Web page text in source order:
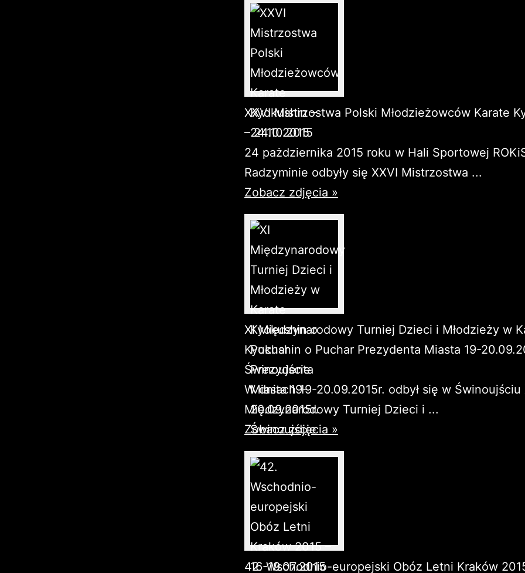
XXVI Mistrzostwa Polski Młodzieżowców Karate
– 24.10.2015
24 pażdziernika 2015 roku w Hali Sportowej
Radzyminie odbyły się XXVI Mistrzostwa ...
Zobacz zdjęcia »
XI Międzynarodowy Turniej Dzieci i Młodzieży w
Kyokushin o Puchar Prezydenta Miasta 19-
Świnoujście
W dniach 19-20.09.2015r. odbył się w Świnoujściu
Międzynarodowy Turniej Dzieci i ...
Zobacz zdjęcia »
42. Wschodnio-europejski Obóz Letni Kraków